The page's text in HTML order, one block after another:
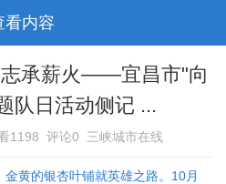
看内容
志承薪火——宜昌市"向
队日活动侧记 ...
1198 评论0 三峡城市在线
黄的银杏叶铺就英雄之路。10月